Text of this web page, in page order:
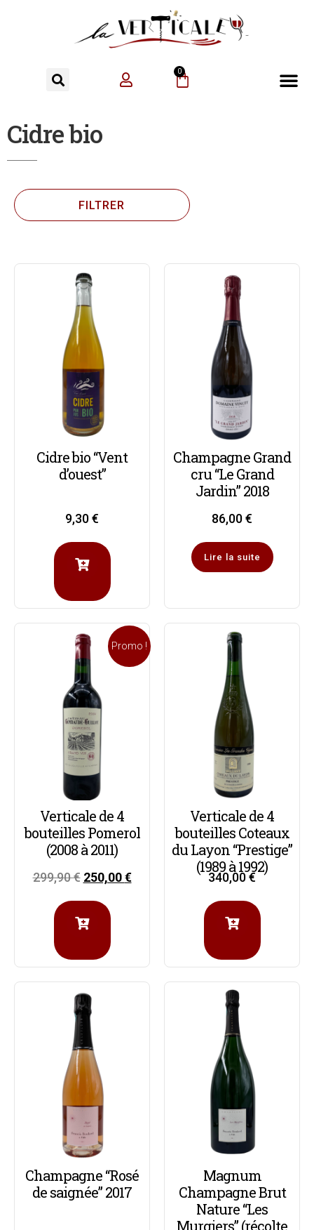
0
Cidre bio
FILTRER
Cidre bio “Vent
d’ouest”
9,30€
Champagne Grand
cru “Le Grand
Jardin” 2018
86,00€
Lire la suite
Promo !
Verticale de 4
bouteilles Pomerol
(2008 à 2011)
299,90€ 250,00€
Verticale de 4
bouteilles Coteaux
du Layon “Prestige”
(1989 à 1992)
340,00€
Champagne “Rosé
de saignée” 2017
Magnum
Champagne Brut
Nature “Les
Murgiers” (récolte